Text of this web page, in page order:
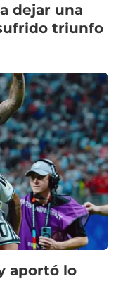
dejar una
triunfo
aportó lo